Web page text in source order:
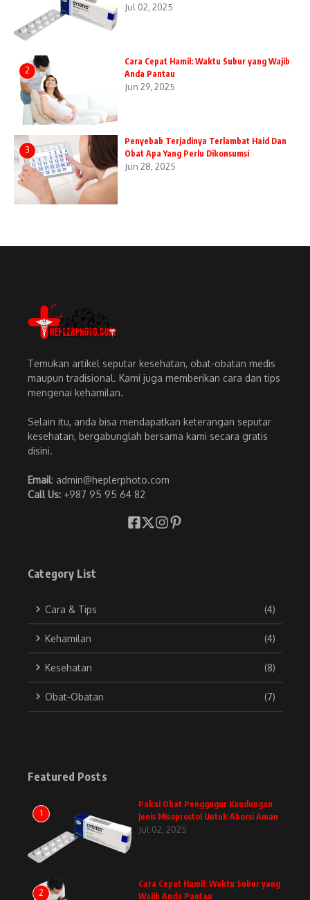
Jul 02, 2025
2
Cara Cepat Hamil: Waktu Subur yang Wajib
Anda Pantau
Jun 29, 2025
3
Penyebab Terjadinya Terlambat Haid Dan
Obat Apa Yang Perlu Dikonsumsi
Jun 28, 2025
Temukan artikel seputar kesehatan, obat-obatan medis
maupun tradisional. Kami juga memberikan cara dan tips
mengenai kehamilan.
Selain itu, anda bisa mendapatkan keterangan seputar
kesehatan, bergabunglah bersama kami secara gratis
disini.
Email: admin@heplerphoto.com
Call Us: +987 95 95 64 82
Category List
Cara & Tips (4)
Kehamilan (4)
Kesehatan (8)
Obat-Obatan (7)
Featured Posts
1
Pakai Obat Penggugur Kandungan
Jenis Misoprostol Untuk Aborsi Aman
Jul 02, 2025
2
Cara Cepat Hamil: Waktu Subur yang
Wajib Anda Pantau